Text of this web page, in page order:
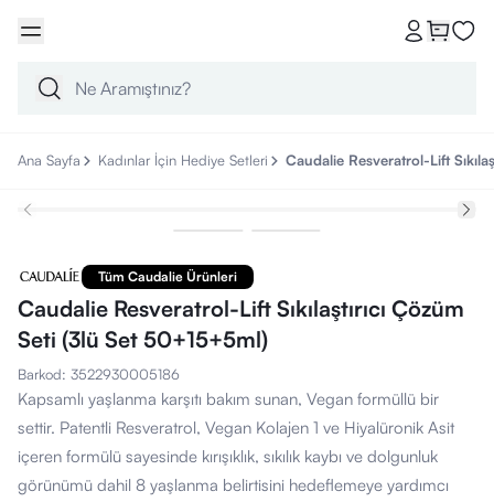
Ana Sayfa Kadınlar İçin Hediye Setleri Caudalie Resveratrol-Lift
Tüm Caudalie Ürünleri
Caudalie Resveratrol-Lift Sıkılaştırıcı Çözüm
Seti (3lü Set 50+15+5ml)
Barkod: 3522930005186
Kapsamlı yaşlanma karşıtı bakım sunan, Vegan formüllü bir
settir. Patentli Resveratrol, Vegan Kolajen 1 ve Hiyalüronik Asit
içeren formülü sayesinde kırışıklık, sıkılık kaybı ve dolgunluk
görünümü dahil 8 yaşlanma belirtisini hedeflemeye yardımcı